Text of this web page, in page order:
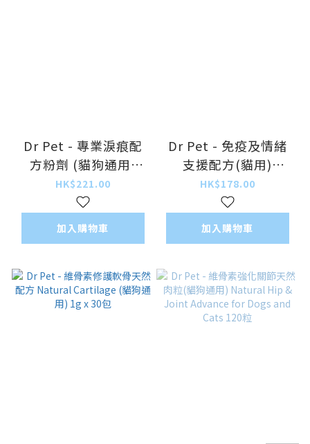
Dr Pet - 專業淚痕配
方粉劑 (貓狗通用)
Tear Stains
Remover Powder
30g
HK$221.00
加入購物車
Dr Pet - 免疫及情緒
支援配方(貓用)
Immunity &
Emotional for Cats
500mg x30粒
HK$178.00
加入購物車